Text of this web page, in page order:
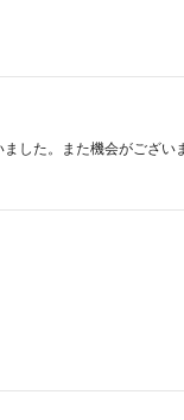
した。また機会がござ